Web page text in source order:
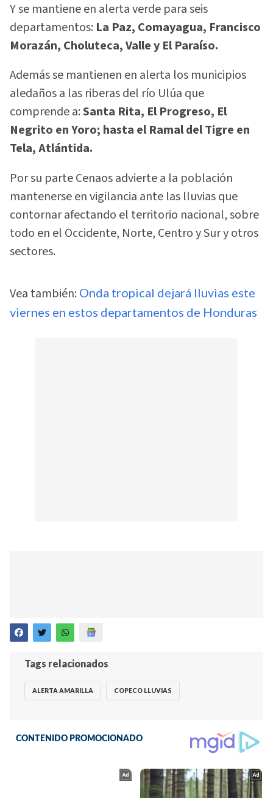
Y se mantiene en alerta verde para seis
departamentos: La Paz, Comayagua, Francisco
Morazán, Choluteca, Valle y El Paraíso.
Además se mantienen en alerta los municipios
aledaños a las riberas del río Ulúa que
comprende a:Santa Rita, El Progreso, El
Negrito en Yoro; hasta el Ramal del Tigre en
Tela, Atlántida.
Por su parte Cenaos advierte a la población
mantenerse en vigilancia ante las lluvias que
contornar afectando el territorio nacional, sobre
todo en el Occidente, Norte, Centro y Sur y otros
sectores.
Vea también: Onda tropical dejará lluvias este
viernes en estos departamentos de Honduras
Tags relacionados
ALERTA AMARILLA COPECO LLUVIAS